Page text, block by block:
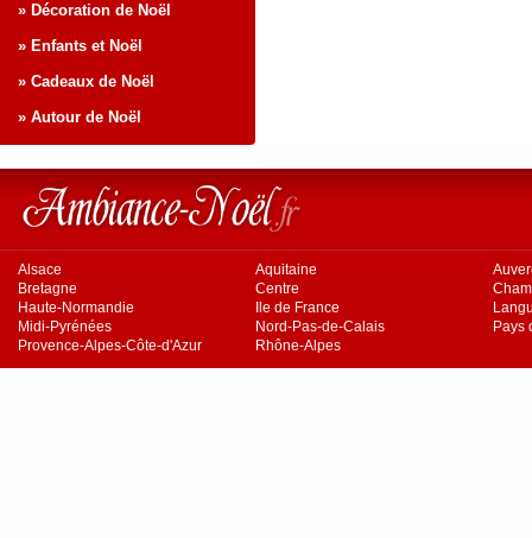
» Décoration de Noël
» Enfants et Noël
» Cadeaux de Noël
» Autour de Noël
Alsace Aquitaine
Bretagne
Centre
Haute-Normandie
Ile de France
Midi-Pyrénées
Nord-Pas-de-Calais
Pays
Provence-Alpes-Côte-d'Azur
Rhône-Alpes